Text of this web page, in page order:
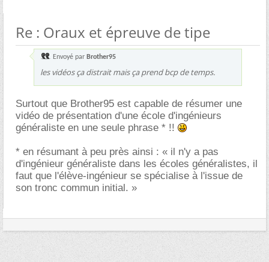
Re : Oraux et épreuve de tipe
Envoyé par Brother95
les vidéos ça distrait mais ça prend bcp de temps.
Surtout que Brother95 est capable de résumer une
vidéo de présentation d'une école d'ingénieurs
généraliste en une seule phrase * !!
* en résumant à peu près ainsi : « il n'y a pas
d'ingénieur généraliste dans les écoles généralistes, il
faut que l'élève-ingénieur se spécialise à l'issue de
son tronc commun initial. »